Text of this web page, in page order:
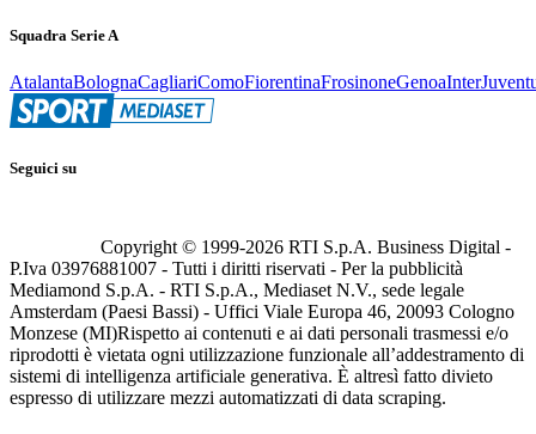
Squadra Serie A
AtalantaBolognaCagliariComoFiorentinaFrosinoneGenoaInter
Seguici su
Copyright © 1999-2026 RTI S.p.A. Business Digital -
P.Iva 03976881007 - Tutti i diritti riservati - Per la pubblicità
Mediamond S.p.A. - RTI S.p.A., Mediaset N.V., sede legale
Amsterdam (Paesi Bassi) - Uffici Viale Europa 46, 20093 Cologno
Monzese (MI)Rispetto ai contenuti e ai dati personali trasmessi e/o
riprodotti è vietata ogni utilizzazione funzionale all’addestramento di
sistemi di intelligenza artificiale generativa. È altresì fatto divieto
espresso di utilizzare mezzi automatizzati di data scraping.